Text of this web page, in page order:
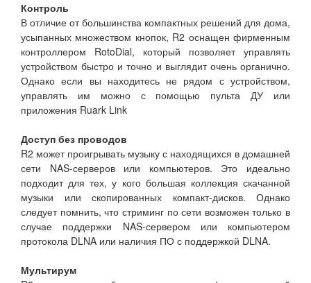
Контроль
В отличие от большинства компактных решений для дома,
усыпанных множеством кнопок, R2 оснащен фирменным
контроллером RotoDial, который позволяет управлять
устройством быстро и точно и выглядит очень органично.
Однако если вы находитесь не рядом с устройством,
управлять им можно с помощью пульта ДУ или
приложения Ruark Link
Доступ без проводов
R2 может проигрывать музыку с находящихся в домашней
сети NAS-серверов или компьютеров. Это идеально
подходит для тех, у кого большая коллекция скачанной
музыки или скопированных компакт-дисков. Однако
следует помнить, что стриминг по сети возможен только в
случае поддержки NAS-сервером или компьютером
протокола DLNA или наличия ПО с поддержкой DLNA.
Мультирум